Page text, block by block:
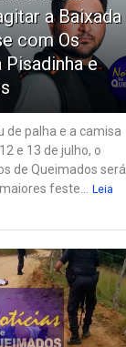
a Baixada
com Os
Pisadinha e
de palha e a camisa
e 13 de julho, o
de Queimados será
feste...
Leia